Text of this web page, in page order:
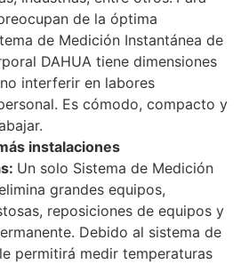
de la óptima
de Medición Instantánea de
DAHUA tiene dimensiones
interferir en labores
Es cómodo, compacto y
instalaciones
Un solo Sistema de Medición
grandes equipos,
reposiciones de equipos y
Debido al sistema de
permitirá medir temperaturas